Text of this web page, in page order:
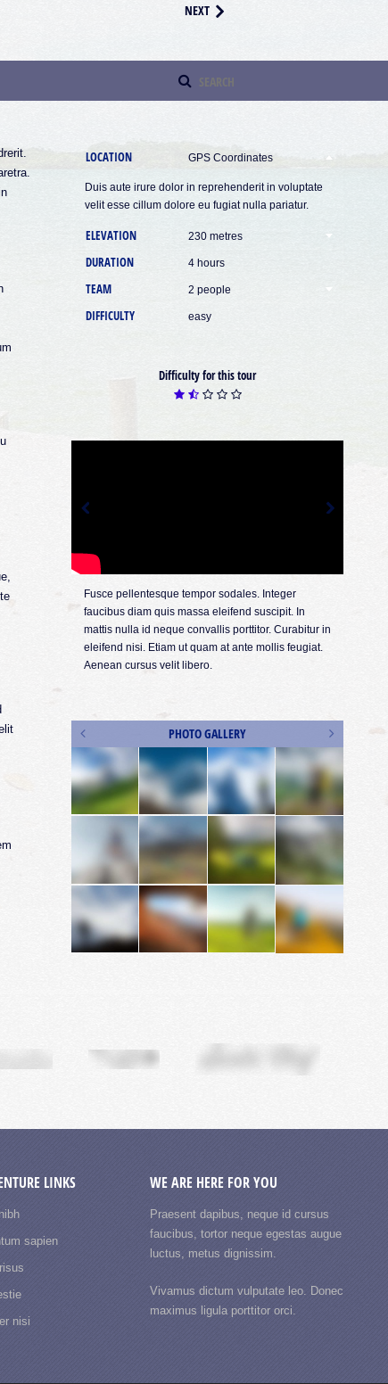
NEXT
LOCATION GPS Coordinates
Duis aute irure dolor in reprehenderit in voluptate
velit esse cillum dolore eu fugiat nulla pariatur.
ELEVATION 230 metres
DURATION 4 hours
TEAM 2 people
DIFFICULTY easy
Difficulty for this tour
Fusce pellentesque tempor sodales. Integer
faucibus diam quis massa eleifend suscipit. In
mattis nulla id neque convallis porttitor. Curabitur in
eleifend nisi. Etiam ut quam at ante mollis feugiat.
Aenean cursus velit libero.
PHOTO GALLERY
LINKS
sapien
nisi
WE ARE HERE FOR YOU
Praesent dapibus, neque id cursus
faucibus, tortor neque egestas augue
luctus, metus dignissim.
Vivamus dictum vulputate leo. Donec
maximus ligula porttitor orci.